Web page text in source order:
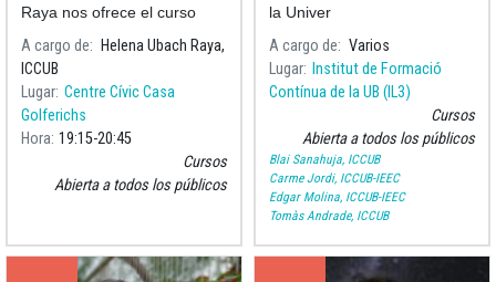
Raya nos ofrece el curso
A cargo de
Helena Ubach Raya,
ICCUB
Lugar Centre Cívic Casa
Golferichs
Hora 19:15 20:45
Cursos
Abierta a todos los públicos
la Univer
A cargo de
Varios
Lugar
Institut de Formació
Contínua de la UB (IL3)
Cursos
Abierta a todos los públicos
Blai Sanahuja, ICCUB
Carme Jordi, ICCUB-IEEC
Edgar Molina, ICCUB-IEEC
Tomàs Andrade, ICCUB